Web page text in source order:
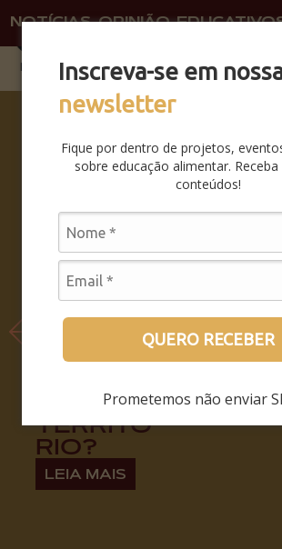
Inscreva-se em
newsletter
Fique por dentro de projetos,
sobre educação alimentar.
conteúdos!
QUERO RECEBER
Prometemos não enviar
NOTÍCIAS OPINIÃO
COMO
SER E
NÃO SER
PERMANE
CER
SENDO,
QUANDO
O MUNDO
INTEIRO
PASSA A
HABITAR
DO SEU
TERRITÓ
RIO?
LEIA MAIS